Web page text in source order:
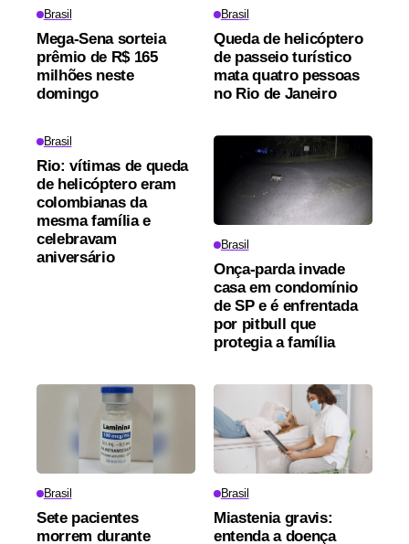
Brasil
Mega-Sena sorteia
prêmio de R$ 165
milhões neste
domingo
Brasil
Queda de helicóptero
de passeio turístico
mata quatro pessoas
no Rio de Janeiro
Brasil
Rio: vítimas de queda
de helicóptero eram
colombianas da
mesma família e
celebravam
aniversário
Brasil
Onça-parda invade
casa em condomínio
de SP e é enfrentada
por pitbull que
protegia a família
Brasil
Sete pacientes
morrem durante
Brasil
Miastenia gravis:
entenda a doença